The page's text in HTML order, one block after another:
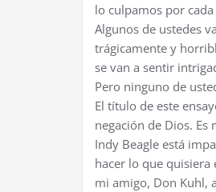
lo culpamos por cada
Algunos de ustedes
trágicamente y
se van a sentir
Pero ninguno de
El título de este
negación de Dios. Es
Indy Beagle está
hacer lo que quisiera
mi amigo, Don Kuhl,